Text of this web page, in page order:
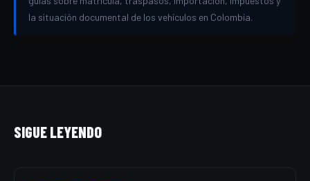
la situación documental de los vehículos en Colombia.
SIGUE LEYENDO